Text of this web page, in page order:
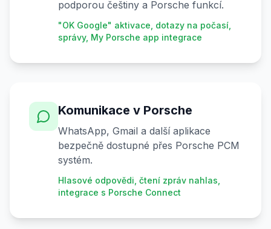
podporou češtiny a Porsche funkcí.
"OK Google" aktivace, dotazy na počasí,
správy, My Porsche app integrace
Komunikace v Porsche
WhatsApp, Gmail a další aplikace
bezpečně dostupné přes Porsche PCM
systém.
Hlasové odpovědi, čtení zpráv nahlas,
integrace s Porsche Connect